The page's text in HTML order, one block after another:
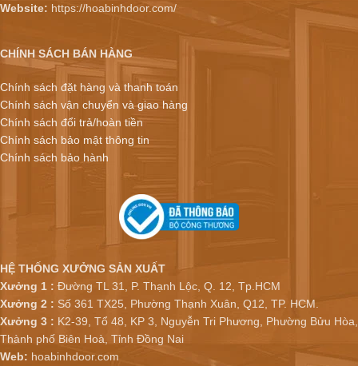
Website: https://hoabinhdoor.com/
CHÍNH SÁCH BÁN HÀNG
Chính sách đặt hàng và thanh toán
Chính sách vận chuyển và giao hàng
Chính sách đổi trả/hoàn tiền
Chính sách bảo mật thông tin
Chính sách bảo hành
HỆ THỐNG XƯỞNG SẢN XUẤT
Xưởng 1 : Đường TL 31, P. Thạnh Lộc, Q. 12, Tp.HCM
Xưởng 2 : Số 361 TX25, Phường Thạnh Xuân, Q12, TP. HCM.
Xưởng 3 : K2-39, Tổ 48, KP 3, Nguyễn Tri Phương, Phường Bửu Hòa,
Thành phố Biên Hoà, Tỉnh Đồng Nai
Web: hoabinhdoor.com